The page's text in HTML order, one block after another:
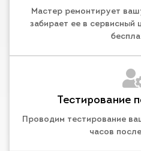
Мастер ремонтирует
забирает ее в сервисный
Тестирование
Проводим тестирование
часов